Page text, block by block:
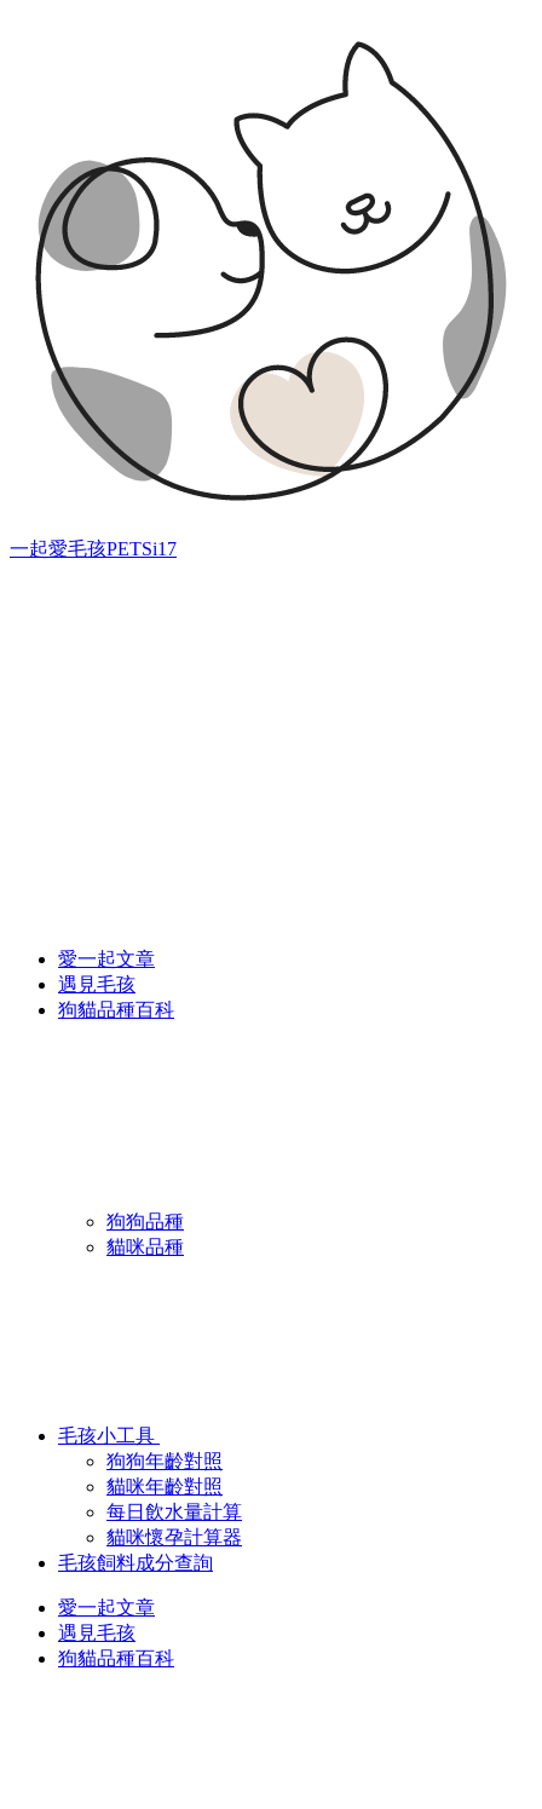
一起愛毛孩PETSi17
愛一起文章
遇見毛孩
狗貓品種百科
狗狗品種
貓咪品種
毛孩小工具
狗狗年齡對照
貓咪年齡對照
每日飲水量計算
貓咪懷孕計算器
毛孩飼料成分查詢
愛一起文章
遇見毛孩
狗貓品種百科